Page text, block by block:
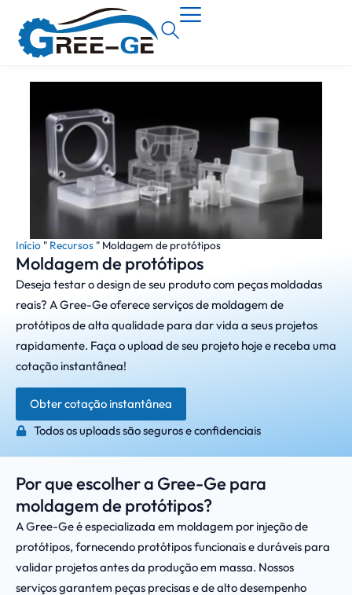
Início " Recursos " Moldagem de protótipos
Moldagem de protótipos
Deseja testar o design de seu produto com peças moldadas
reais? A Gree-Ge oferece serviços de moldagem de
protótipos de alta qualidade para dar vida a seus projetos
rapidamente. Faça o upload de seu projeto hoje e receba uma
cotação instantânea!
Obter cotação instantânea
Todos os uploads são seguros e confidenciais
Por que escolher a Gree-Ge para
moldagem de protótipos?
A Gree-Ge é especializada em moldagem por injeção de
protótipos, fornecendo protótipos funcionais e duráveis para
validar projetos antes da produção em massa. Nossos
serviços garantem peças precisas e de alto desempenho